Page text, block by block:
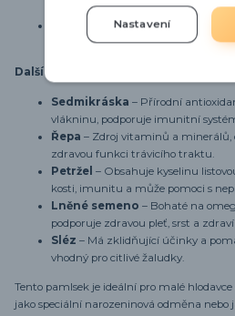
zažívací potíže.
Měsíček lékařský– Známý pro
účinky, přispívá ke zdraví kůže a
Další bylinky a přísady:
Sedmikráska – Přírodní
vlákninu, podporuje imunitní
Řepa – Zdroj vitaminů a minerálů,
zdravou funkci trávicího traktu.
Petržel – Obsahuje kyselinu
kosti, imunitu a může pomoci s
Lněné semeno – Bohaté na
podporuje zdravou pleť, srst a zdraví
Sléz – Má zklidňující účinky a
vhodný pro citlivé žaludky.
Tento pamlsek je ideální pro malé
jako speciální narozeninová odměna nebo
Nastavení